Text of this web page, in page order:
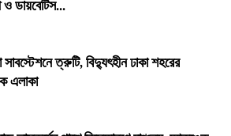
ও ডায়বেটিস...
সাবস্টেশনে ত্রুটি, বিদ্যুৎহীন ঢাকা শহরের
এলাকা